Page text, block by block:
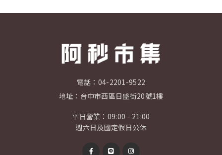
電話： 04-2201-9522
地址： 台中市西區日盛街20號1樓
平日營業：09:00 - 21:00
週六日及國定假日公休